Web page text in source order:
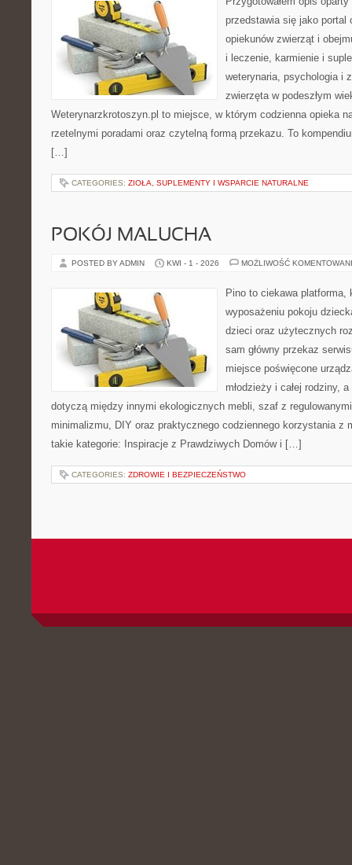
przedstawia się jako portal
opiekunów zwierząt i
i leczenie, karmienie i
weterynaria, psychologia i
zwierzęta w podeszłym
Weterynarzkrotoszyn.pl to miejsce, w którym codzienna opieka
rzetelnymi poradami oraz czytelną formą przekazu. To
[…]
CATEGORIES: ZIOŁA, SUPLEMENTY I WSPARCIE NATURALNE
POKÓJ MALUCHA
POSTED BY ADMIN KWI - 1 - 2026 MOŻLIWOŚĆ
Pino to ciekawa platforma,
wyposażeniu pokoju
dzieci oraz użytecznych
sam główny przekaz
miejsce poświęcone
młodzieży i całej rodziny,
dotyczą między innymi ekologicznych mebli, szaf z regulowanymi
minimalizmu, DIY oraz praktycznego codziennego korzystania z
takie kategorie: Inspiracje z Prawdziwych Domów i […]
CATEGORIES: ZDROWIE I BEZPIECZEŃSTWO